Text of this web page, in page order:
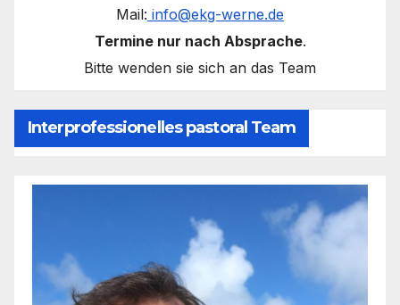
Mail: info@ekg-werne.de
Termine nur nach Absprache.
Bitte wenden sie sich an das Team
Interprofessionelles pastoral Team